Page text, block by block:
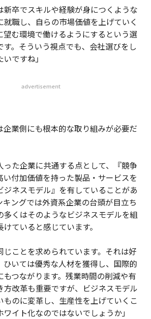
新卒でスキルや経験が身につくような
職し、自らの市場価値を上げていく
望む環境で働けるようにするという選
。そういう視点でも、会社選びをし
ですね」
advertisement
企業側にも根本的な取り組みが必要だ
った企業に共通する点として、『競争
い付加価値を持った製品・サービスを
ジネスモデル』を有していることがあ
キングでは外資系企業の台頭が目立ち
多くはそのようなビジネスモデルを組
ていると感じています。
じことを求められています。それは好
ひいては優秀な人材を獲得し、国際的
もつながります。残業時間の削減や有
方改革も重要ですが、ビジネスモデル
ものに変革し、生産性を上げていくこ
イト化なのではないでしょうか」